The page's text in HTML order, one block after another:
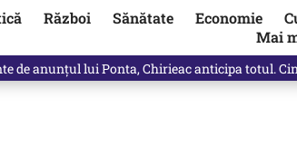
Război Sănătate Economie
Mai
de anunțul lui Ponta, Chirieac anticipa totul.